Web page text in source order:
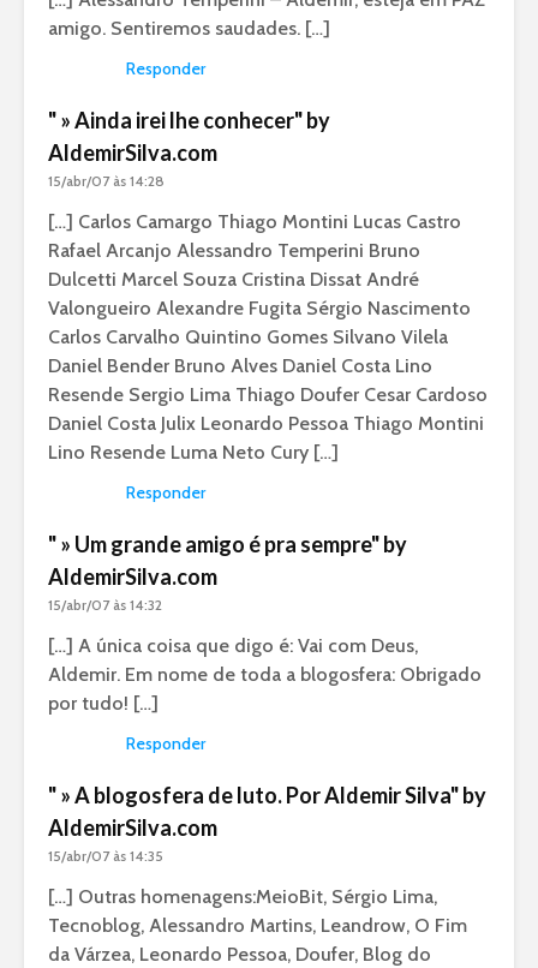
amigo. Sentiremos saudades. […]
Responder
" » Ainda irei lhe conhecer" by
AldemirSilva.com
15/abr/07 às 14:28
[…] Carlos Camargo Thiago Montini Lucas Castro
Rafael Arcanjo Alessandro Temperini Bruno
Dulcetti Marcel Souza Cristina Dissat André
Valongueiro Alexandre Fugita Sérgio Nascimento
Carlos Carvalho Quintino Gomes Silvano Vilela
Daniel Bender Bruno Alves Daniel Costa Lino
Resende Sergio Lima Thiago Doufer Cesar Cardoso
Daniel Costa Julix Leonardo Pessoa Thiago Montini
Lino Resende Luma Neto Cury […]
Responder
" » Um grande amigo é pra sempre" by
AldemirSilva.com
15/abr/07 às 14:32
[…] A única coisa que digo é: Vai com Deus,
Aldemir. Em nome de toda a blogosfera: Obrigado
por tudo! […]
Responder
" » A blogosfera de luto. Por Aldemir Silva" by
AldemirSilva.com
15/abr/07 às 14:35
[…] Outras homenagens:MeioBit, Sérgio Lima,
Tecnoblog, Alessandro Martins, Leandrow, O Fim
da Várzea, Leonardo Pessoa, Doufer, Blog do